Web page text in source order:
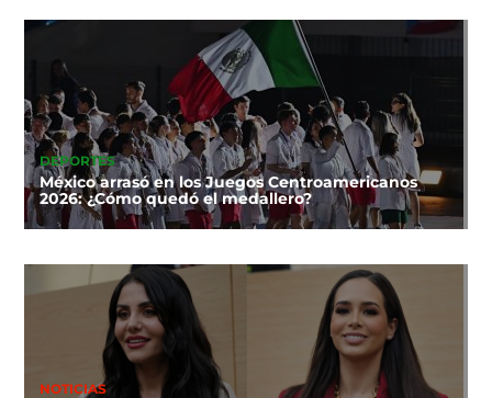
DEPORTES
México arrasó en los Juegos Centroamericanos
2026: ¿Cómo quedó el medallero?
NOTICIAS